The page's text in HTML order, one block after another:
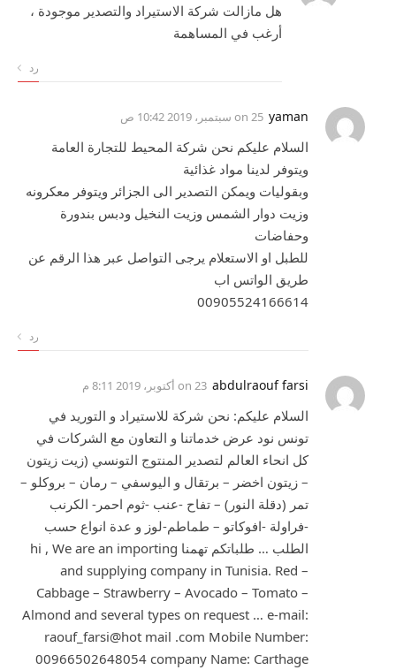
هل مازالت شركة الاستيراد والتصدير موجودة ،
أرغب في المساهمة
رد
yaman 25 سبتمبر، 2019 10:42 ص
السلام عليكم نحن شركة المحيط للتجارة العامة
ويتوفر لدينا مواد غذائية
وبقوليات ويمكن التصدير الى الجزائر ويتوفر معكرونه
وزيت دوار الشمس وزيت النخيل ودبس بندورة
وحفاضات
للطبل او الاستعلام يرجى التواصل عبر هذا الرقم عن
طريق الواتس اب
00905524166614
رد
abdulraouf farsi 23 أكتوبر، 2019 8:11 م
السلام عليكم: نحن شركة للاستيراد و التوريد في
تونس نود عرض خدماتنا و التعاون مع الشركات في
كل انحاء العالم لتصدير المنتوج التونسي (زيت زيتون
– زيتون اخضر – برتقال و اليوسفي – رمان – بروكلو –
تمر (دقلة النور) – تفاح -عنب -ثوم احمر- الكرنب
-فراولة -افوكاتو – طماطم-لوز و عدة انواع حسب
الطلب … طلباتكم تهمنا hi , We are an importing
and supplying company in Tunisia. Red –
Cabbage – Strawberry – Avocado – Tomato –
Almond and several types on request … e-mail:
raouf_farsi@hot mail .com Mobile Number:
00966502648054 company Name: Carthage